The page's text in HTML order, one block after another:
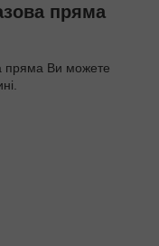
пряма
пряма Ви можете